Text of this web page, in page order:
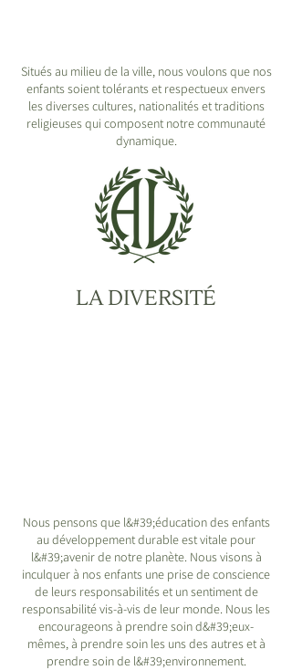
Situés au milieu de la ville, nous voulons que nos
enfants soient tolérants et respectueux envers
les diverses cultures, nationalités et traditions
religieuses qui composent notre communauté
dynamique.
LA DIVERSITÉ
Nous pensons que l&#39;éducation des enfants
au développement durable est vitale pour
l&#39;avenir de notre planète. Nous visons à
inculquer à nos enfants une prise de conscience
de leurs responsabilités et un sentiment de
responsabilité vis-à-vis de leur monde. Nous les
encourageons à prendre soin d&#39;eux-
mêmes, à prendre soin les uns des autres et à
prendre soin de l&#39;environnement.